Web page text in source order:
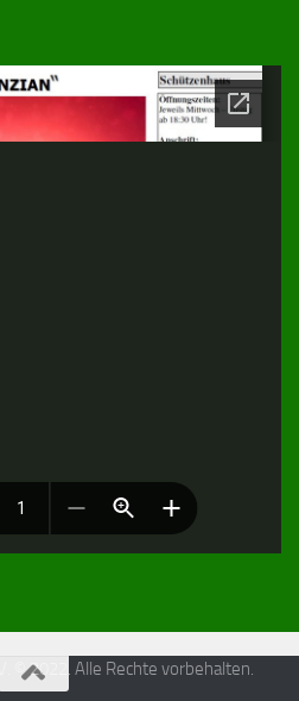
© 2022. Alle Rechte vorbehalten.